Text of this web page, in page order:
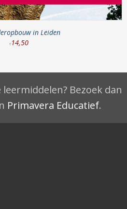
in Leiden
€14,50
Bezoek dan
Primavera Educatief.